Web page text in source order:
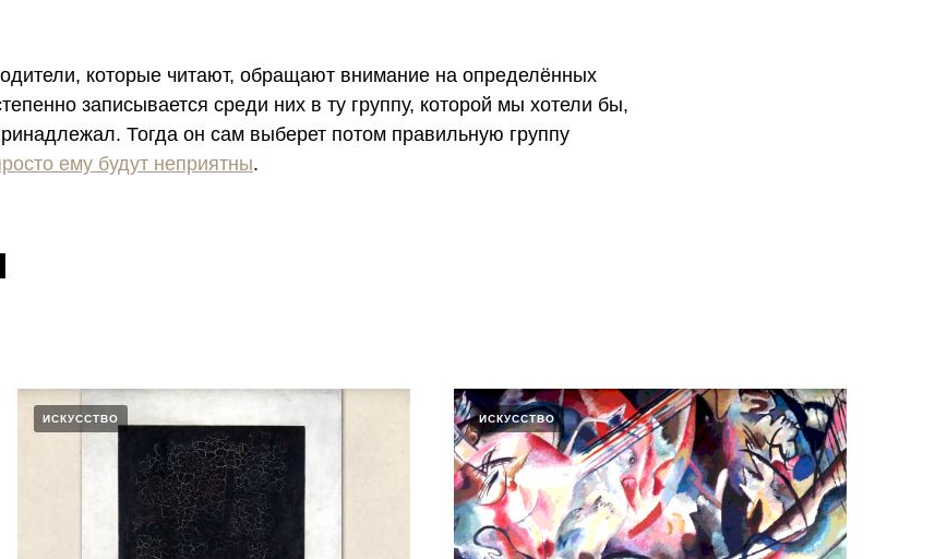
которые читают, обращают внимание на определённых
записывается среди них в ту группу, которой мы хотели бы,
Тогда он сам выберет потом правильную группу
ему будут неприятны.
ИСКУССТВО ИСКУССТВО